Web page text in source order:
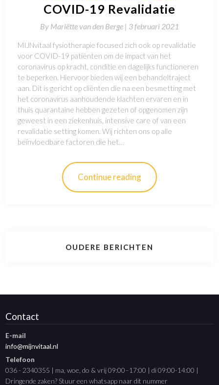
COVID-19 Revalidatie
By Mariëtte van den Berge | 3 februari 2021
MIJNvitaal fysiotherapie focused zich ook op revalidatie
voor COVID-19 patiënten om de impact van het
coronavirus op kracht, conditie en dagelijks functioneren
te beperken. Hiervoor bieden wij een behandeltraject
aan. Dit is gericht op cliënten die na een besmetting met
het coronavirus aanhoudende klachten ervaren en in
thuis quarantaine hebben gezeten of opgenomen zijn
geweest in een ziekenhuis, intensive care of van een
revalidatie setting komen. Wij richten ons op alle
beïnvloedbare factoren die het…
Continue reading
OUDERE BERICHTEN
Contact
E-mail
info@mijnvitaal.nl
Telefoon
036 - 2340355 | ma, woe, do & vrij 09:00–17:00 | di 09:00-14:00 |
Dringende zaken? Stuur een whatsapp naar dit nummer